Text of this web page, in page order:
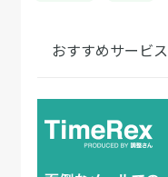
おすすめサービス